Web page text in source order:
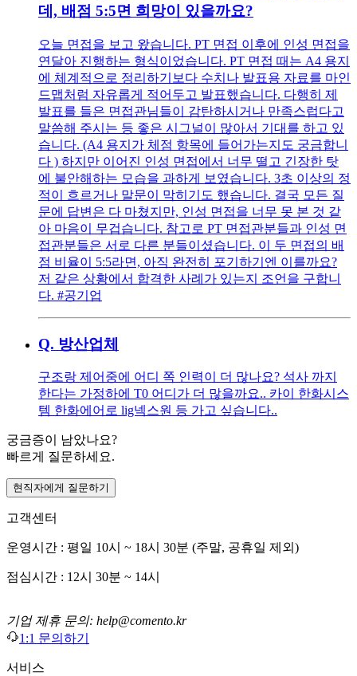
데, 배점 5:5면 희망이 있을까요?
오늘 면접을 보고 왔습니다. PT 면접 이후에 인성 면접을
연달아 진행하는 형식이었습니다. PT 면접 때는 A4 용지
에 체계적으로 정리하기보다 수치나 발표용 자료를 마인
드맵처럼 자유롭게 적어두고 발표했습니다. 다행히 제
발표를 들은 면접관님들이 감탄하시거나 만족스럽다고
말씀해 주시는 등 좋은 시그널이 많아서 기대를 하고 있
습니다. (A4 용지가 체점 항목에 들어가는지도 궁금합니
다 ) 하지만 이어진 인성 면접에서 너무 떨고 긴장한 탓
에 불안해하는 모습을 과하게 보였습니다. 3초 이상의 정
적이 흐르거나 말문이 막히기도 했습니다. 결국 모든 질
문에 답변은 다 마쳤지만, 인성 면접을 너무 못 본 것 같
아 마음이 무겁습니다. 참고로 PT 면접관분들과 인성 면
접관분들은 서로 다른 분들이셨습니다. 이 두 면접의 배
점 비율이 5:5라면, 아직 완전히 포기하기엔 이를까요?
저 같은 상황에서 합격한 사례가 있는지 조언을 구합니
다. #공기업
Q. 방산업체
구조랑 제어중에 어디 쪽 인력이 더 많나요? 석사 까지
한다는 가정하에 T0 어디가 더 많을까요.. 카이 한화시스
템 한화에어로 lig넥스원 등 가고 싶습니다..
궁금증이 남았나요?
빠르게 질문하세요.
현직자에게 질문하기
고객센터
운영시간 : 평일 10시 ~ 18시 30분 (주말, 공휴일 제외)
점심시간 : 12시 30분 ~ 14시
기업 제휴 문의: help@comento.kr
1:1 문의하기
서비스